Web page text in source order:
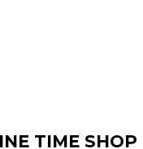
TIME SHOP